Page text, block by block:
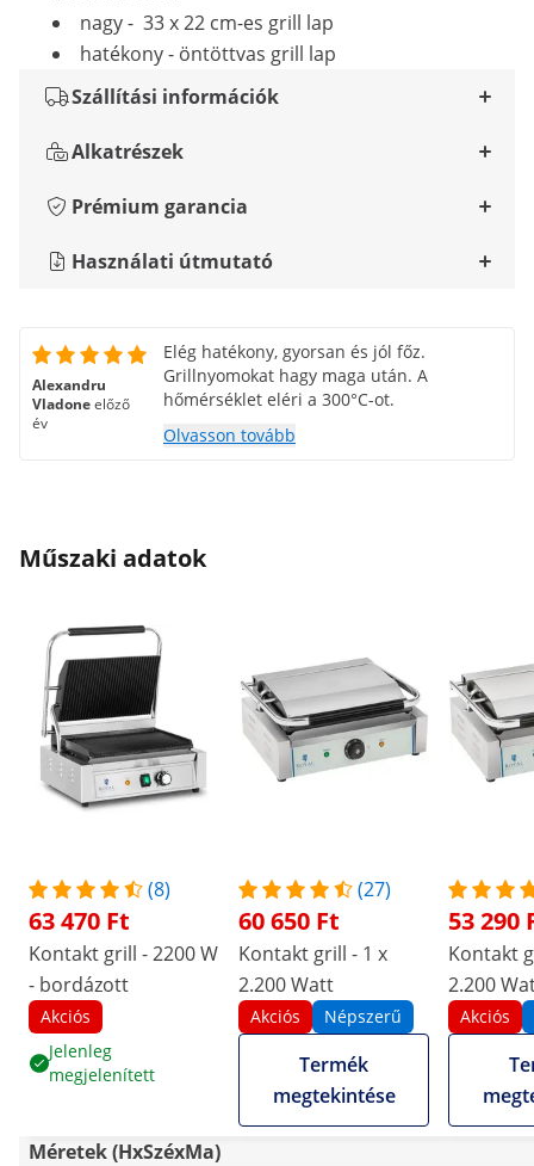
nagy - 33 x 22 cm-es grill lap
hatékony - öntöttvas grill lap
Szállítási információk
Alkatrészek
Prémium garancia
Használati útmutató
Alexandru
Vladoneelőző
év
Elég hatékony, gyorsan és jól főz.
Grillnyomokat hagy maga után. A
hőmérséklet eléri a 300°C-ot.
Olvasson tovább
Műszaki adatok
(8)
63 470 Ft
Kontakt grill - 2200 W
- bordázott
Akciós
Jelenleg
megjelenített
(27)
60 650 Ft
Kontakt grill - 1 x
2.200 Watt
Akciós Népszerű
Termék
megtekintése
53 290
Kontakt
2.200
Akciós
Méretek (HxSzéxMa)